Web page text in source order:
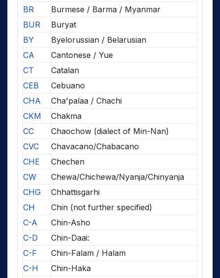
BR
Burmese / Barma / Myanmar
BUR
Buryat
BY
Byelorussian / Belarusian
CA
Cantonese / Yue
CT
Catalan
CEB
Cebuano
CHA
Cha'palaa / Chachi
CKM
Chakma
CC
Chaochow (dialect of Min-Nan)
CVC
Chavacano/Chabacano
CHE
Chechen
CW
Chewa/Chichewa/Nyanja/Chinyanja
CHG
Chhattisgarhi
CH
Chin (not further specified)
C-A
Chin-Asho
C-D
Chin-Daai:
C-F
Chin-Falam / Halam
C-H
Chin-Haka